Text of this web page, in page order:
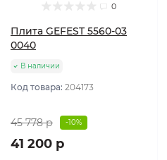
0
Плита GEFEST 5560-03
0040
В наличии
Код товара: 204173
45 778 р -10%
41 200 р